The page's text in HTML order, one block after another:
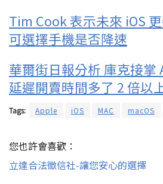
Tim Cook 表示未來 iOS
可選擇手機是否降速
華爾街日報分析 庫克接掌
延遲開賣時間多了 2 倍以
Tags: Apple iOS MAC macOS
您也許會喜歡：
立達合法徵信社-讓您安心的選擇